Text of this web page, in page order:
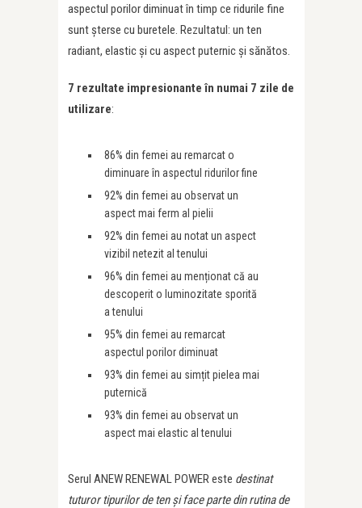
aspectul porilor diminuat în timp ce ridurile fine
sunt șterse cu buretele. Rezultatul: un ten
radiant, elastic și cu aspect puternic și sănătos.
7 rezultate impresionante în numai 7 zile de
utilizare:
86% din femei au remarcat o
diminuare în aspectul ridurilor fine
92% din femei au observat un
aspect mai ferm al pielii
92% din femei au notat un aspect
vizibil netezit al tenului
96% din femei au menționat că au
descoperit o luminozitate sporită
a tenului
95% din femei au remarcat
aspectul porilor diminuat
93% din femei au simțit pielea mai
puternică
93% din femei au observat un
aspect mai elastic al tenului
Serul ANEW RENEWAL POWER este destinat
tuturor tipurilor de ten și face parte din rutina de